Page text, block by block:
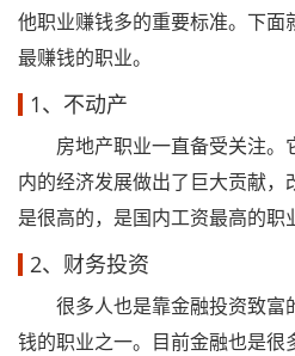
他职业赚钱多的重要标准。下面
最赚钱的职业。
1、不动产
房地产职业一直备受关注。
内的经济发展做出了巨大贡献
是很高的，是国内工资最高的职
2、财务投资
很多人也是靠金融投资致富
钱的职业之一。目前金融也是很